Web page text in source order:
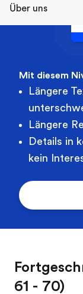
Über uns
Mit diesem
Längere
Längere
Details in
kein
61 - 70)